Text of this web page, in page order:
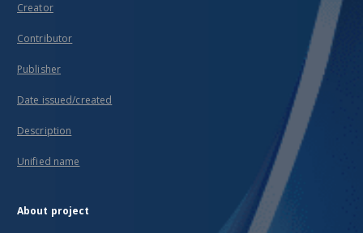
Creator
Contributor
Publisher
Date issued/created
Description
Unified name
About project